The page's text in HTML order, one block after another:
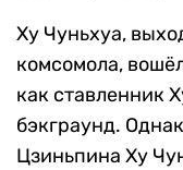
Ху Чуньхуа,
комсомола,
как ставленник
бэкграунд.
Цзиньпина Ху